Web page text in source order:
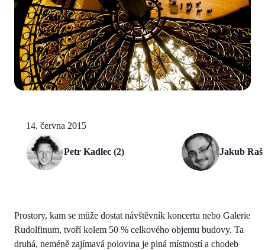
14. června 2015
Petr Kadlec (2) Jakub Raš
Prostory, kam se může dostat návštěvník koncertu nebo Galerie
Rudolfinum, tvoří kolem 50 % celkového objemu budovy. Ta
druhá, neméně zajímavá polovina je plná místností a chodeb